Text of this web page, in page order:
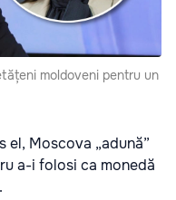
moldoveni pentru un
el, Moscova „adună”
a-i folosi ca monedă
.